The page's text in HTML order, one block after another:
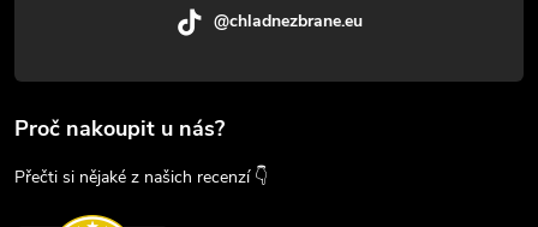
@chladnezbrane.eu
Proč nakoupit u nás?
Přečti si nějaké z našich recenzí 👇